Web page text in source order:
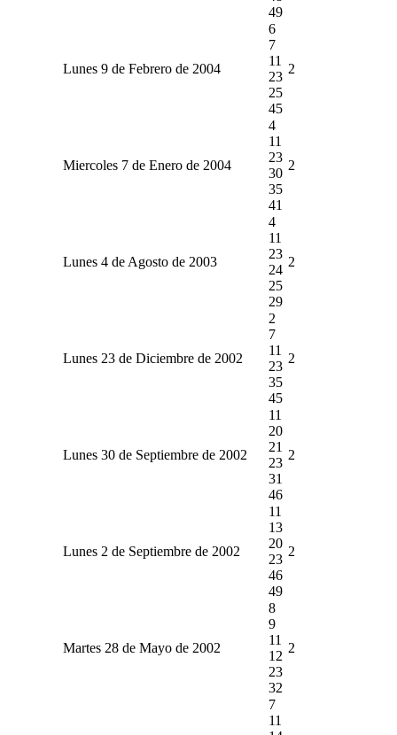
49
Lunes 9 de Febrero de 2004
6
7
11
23
25
45
2
Miercoles 7 de Enero de 2004
4
11
23
30
35
41
2
Lunes 4 de Agosto de 2003
4
11
23
24
25
29
2
Lunes 23 de Diciembre de 2002
2
7
11
23
35
45
2
Lunes 30 de Septiembre de 2002
11
20
21
23
31
46
2
Lunes 2 de Septiembre de 2002
11
13
20
23
46
49
2
Martes 28 de Mayo de 2002
8
9
11
12
23
32
2
7
11